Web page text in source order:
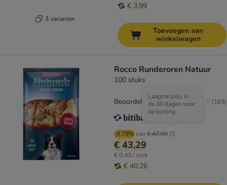
3 varianten
€ 3,99
Toevoegen aan
winkelwagen
Rocco Runderoren Natuur
100 stuks
-9.79%van € 47,99
Laagste prijs in
de 30 dagen voor
de korting
€ 43,29
€ 0,43 / stuk
€ 40,26
Beoordeling: 3.6/5 (183)